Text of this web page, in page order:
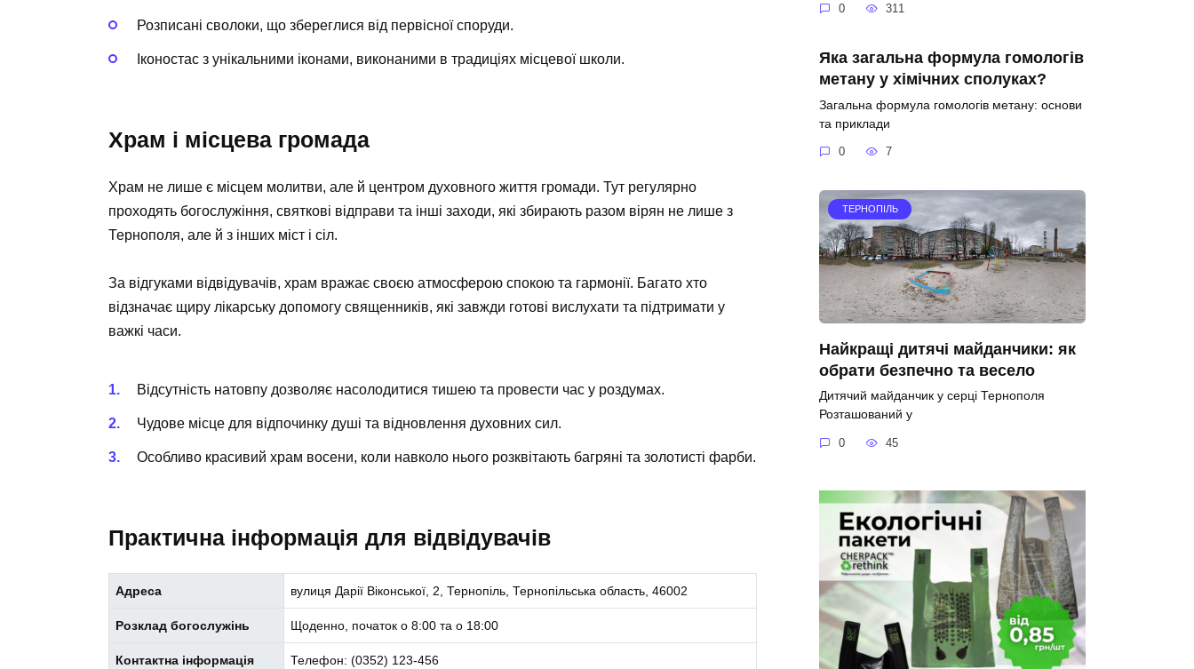
Розписані сволоки, що збереглися від первісної споруди.
Іконостас з унікальними іконами, виконаними в традиціях місцевої школи.
Храм і місцева громада
Храм не лише є місцем молитви, але й центром духовного життя громади. Тут регулярно
проходять богослужіння, святкові відправи та інші заходи, які збирають разом вірян не лише з
Тернополя, але й з інших міст і сіл.
За відгуками відвідувачів, храм вражає своєю атмосферою спокою та гармонії. Багато хто
відзначає щиру лікарську допомогу священників, які завжди готові вислухати та підтримати у
важкі часи.
Відсутність натовпу дозволяє насолодитися тишею та провести час у роздумах.
Чудове місце для відпочинку душі та відновлення духовних сил.
Особливо красивий храм восени, коли навколо нього розквітають багряні та золотисті фарби.
Практична інформація для відвідувачів
Адреса вулиця Дарії Віконської, 2, Тернопіль, Тернопільська область, 46002
Розклад богослужінь Щоденно, початок о 8:00 та о 18:00
Контактна інформація Телефон: (0352) 123-456
0 311
Яка загальна формула гомологів
метану у хімічних сполуках?
Загальна формула гомологів метану: основи
та приклади
0 7
ТЕРНОПІЛЬ
Найкращі дитячі майданчики: як
обрати безпечно та весело
Дитячий майданчик у серці Тернополя
Розташований у
0 45